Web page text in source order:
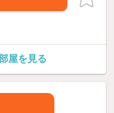
屋を見る